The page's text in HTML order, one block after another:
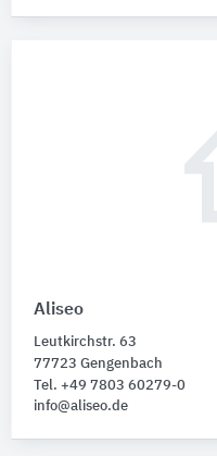
Aliseo
Leutkirchstr. 63
77723 Gengenbach
Tel. +49 7803 60279-0
info@aliseo.de